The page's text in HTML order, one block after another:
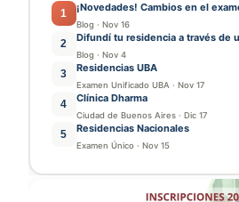
1 ¡Novedades! Cambios en el
Blog · Nov 16
2 Difundí tu residencia a través de
Blog · Nov 4
3 Residencias UBA
Examen Unificado UBA · Nov 17
4 Clínica Dharma
Ciudad de Buenos Aires · Dic 17
5 Residencias Nacionales
Examen Único · Nov 15